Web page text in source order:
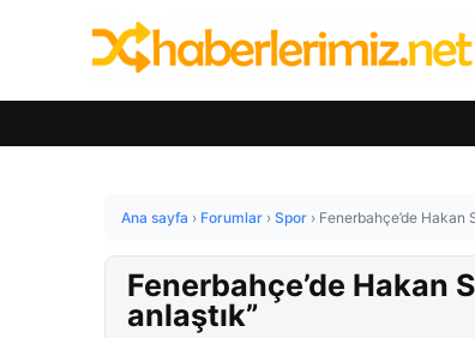
Ana sayfa › Forumlar › Spor › Fenerbahçe’de Hakan
Fenerbahçe’de Hakan
anlaştık”